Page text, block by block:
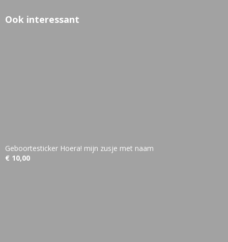
Ook interessant
Geboortesticker Hoera! mijn zusje met naam
€ 10,00